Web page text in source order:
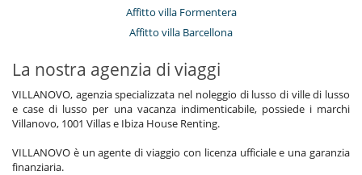
Affitto villa Formentera
Affitto villa Barcellona
La nostra agenzia di viaggi
VILLANOVO, agenzia specializzata nel noleggio di lusso di ville di lusso
e case di lusso per una vacanza indimenticabile, possiede i marchi
Villanovo, 1001 Villas e Ibiza House Renting.
VILLANOVO è un agente di viaggio con licenza ufficiale e una garanzia
finanziaria.